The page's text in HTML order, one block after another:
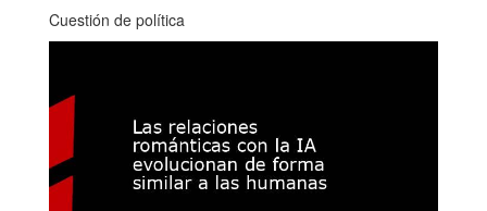
Cuestión de política